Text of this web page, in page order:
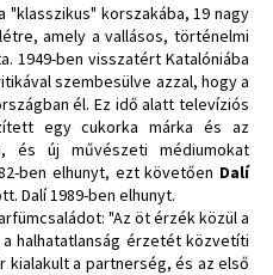
korszakába, 19 nagy
amely a vallásos, történelmi
1949-ben visszatért Katalóniába
szembesülve azzal, hogy a
él. Ez idő alatt televíziós
egy cukorka márka és az
és új művészeti médiumokat
ben elhunyt, ezt követően Dalí
Dalí 1989-ben elhunyt.
"Az öt érzék közül a
halhatatlanság érzetét közvetíti
kialakult a partnerség, és az első